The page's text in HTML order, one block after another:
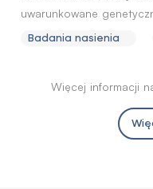
uwarunkowane
że czynniki zewnętrzne
się poprawić
Badania nasienia
Więcej informacji